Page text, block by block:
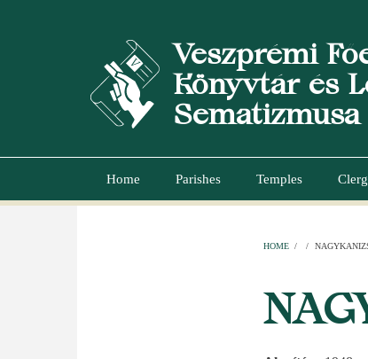
Veszprémi
Könyvtár és
Sematizmusa
Main
Home Parishes Temples
HOME / /